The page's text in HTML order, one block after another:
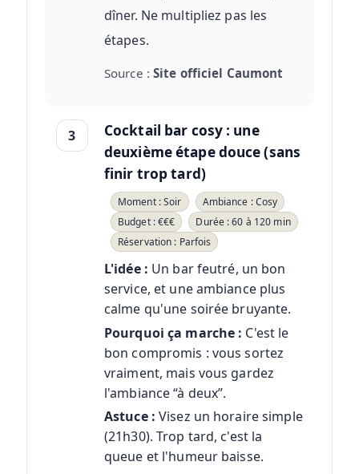
dîner. Ne multipliez pas les
étapes.
Source :Site officiel Caumont
3
Cocktail bar cosy : une
deuxième étape douce (sans
finir trop tard)
Moment : Soir
Ambiance : Cosy
Budget : €€€
Durée : 60 à 120 min
Réservation : Parfois
L'idée : Un bar feutré, un bon
service, et une ambiance plus
calme qu'une soirée bruyante.
Pourquoi ça marche : C'est le
bon compromis : vous sortez
vraiment, mais vous gardez
l'ambiance “à deux”.
Astuce : Visez un horaire simple
(21h30). Trop tard, c'est la
queue et l'humeur baisse.